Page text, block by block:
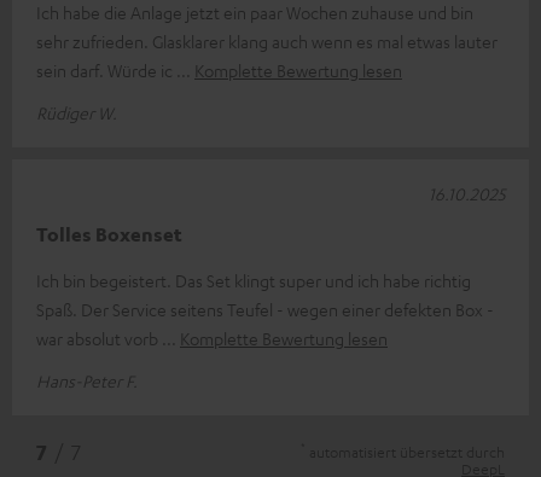
Ich habe die Anlage jetzt ein paar Wochen zuhause und bin
sehr zufrieden. Glasklarer klang auch wenn es mal etwas lauter
sein darf. Würde ic
Komplette Bewertung lesen
Rüdiger W.
Tolles Boxenset
Ich bin begeistert. Das Set klingt super und ich habe richtig
Spaß. Der Service seitens Teufel - wegen einer defekten Box -
war absolut vorb
Komplette Bewertung lesen
Hans-Peter F.
16.10.2025